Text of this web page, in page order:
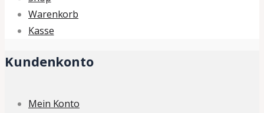
Warenkorb
Kasse
Kundenkonto
Mein Konto